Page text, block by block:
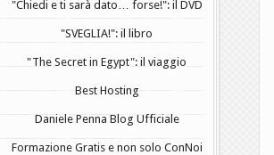
"Chiedi e ti sarà dato… forse!": il DVD
"SVEGLIA!": il libro
"The Secret in Egypt": il viaggio
Best Hosting
Daniele Penna Blog Ufficiale
Formazione Gratis e non solo ConNoi